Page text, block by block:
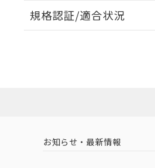
EU RoHS 注意事項・凡例
中国 RoHS 注意事項・凡例
規格認証/適合状況
お知らせ・最新情報